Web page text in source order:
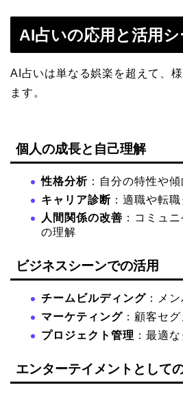
AI占いの応用と活用シ
AI占いは単なる娯楽を超えて、
ます。
個人の成長と自己理解
性格分析 ：自分の特性や
キャリア診断 ：適職や転
人間関係の改善 ：コミュ
の理解
ビジネスシーンでの活用
チームビルディング ：メ
マーケティング ：顧客セ
プロジェクト管理 ：最適
エンターテイメントとして